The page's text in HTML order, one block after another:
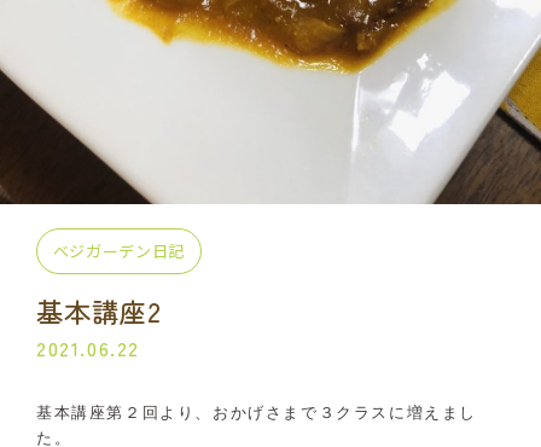
よくある質問
ご利用規約
プライバシーポリシー
070-2013-1969
ベジガーデン日記
基本講座2
2021.06.22
基本講座第２回より、おかげさまで３クラスに増えまし
た。